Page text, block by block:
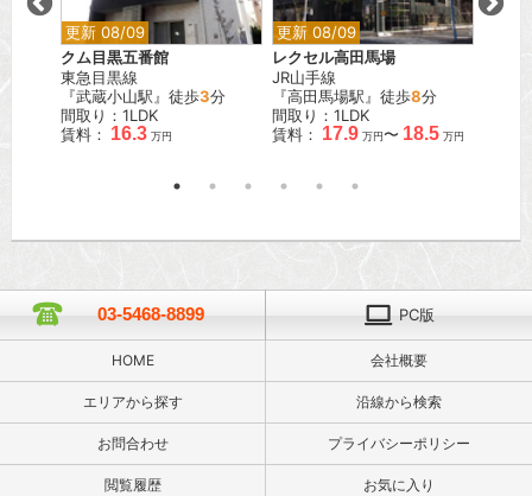
更新 08/09
クム目黒五番館
東急目黒線
『武蔵小山駅』徒歩3分
間取り：1LDK
賃料： 16.3 万円
更新 08/09
レクセル高田馬場
JR山手線
『高田馬場駅』徒歩8分
間取り：1LDK
賃料： 17.9 万円〜 18.5 万円
03-5468-8899 PC版
HOME 会社概要
エリアから探す 沿線から検索
お問合わせ プライバシーポリシー
閲覧履歴 お気に入り